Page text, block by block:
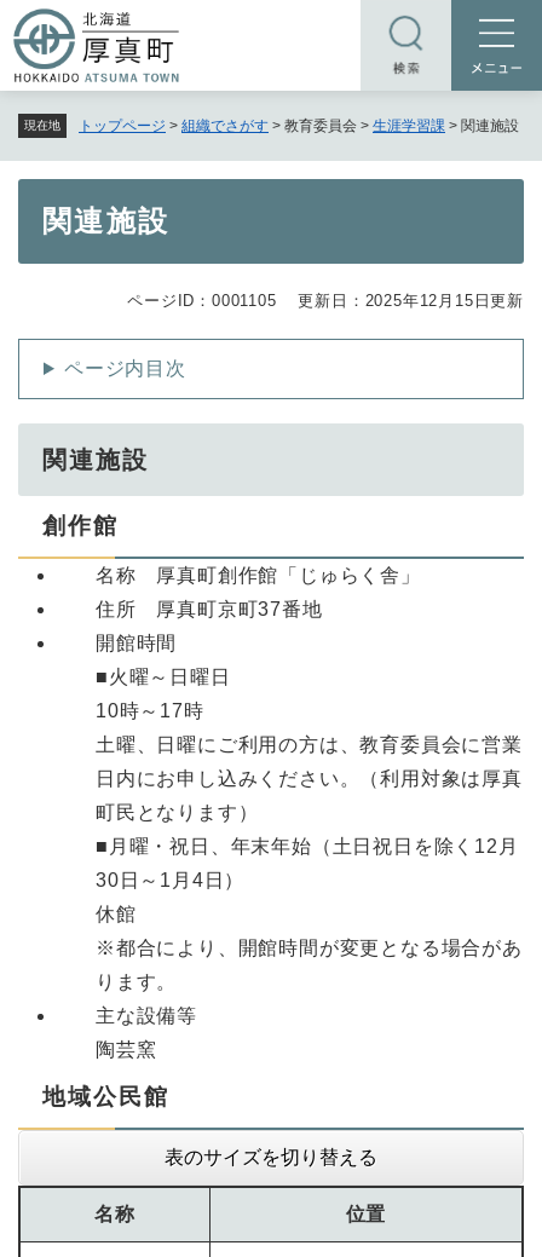
ー
ジ
頭
で
現在地 トップページ > 組織でさがす > 教育委員会 > 生涯学習課 > 関連施設
関連施設
ページID：0001105 更新日：2025年12月15日更新
ページ内目次
関連施設
創作館
名称 厚真町創作館「じゅらく舎」
住所 厚真町京町37番地
開館時間
■火曜～日曜日
10時～17時
土曜、日曜にご利用の方は、教育委員会に営業
日内にお申し込みください。（利用対象は厚真
町民となります）
■月曜・祝日、年末年始（土日祝日を除く12月
30日～1月4日）
休館
※都合により、開館時間が変更となる場合があ
ります。
主な設備等
陶芸窯
地域公民館
表のサイズを切り替える
名称 位置